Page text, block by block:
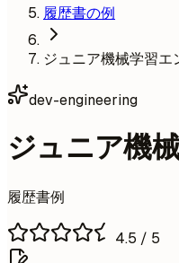
履歴書の例
ジュニア機械学習エ
dev-engineering
ジュニア機
履歴書例
4.5 / 5